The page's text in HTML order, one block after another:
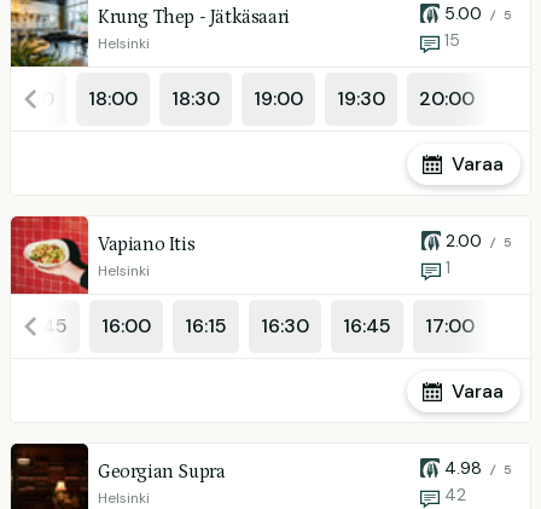
Krung Thep - Jätkäsaari
Helsinki
5.00 / 5
15
17:30 18:00 18:30 19:00 19:30 20:00
Varaa
Vapiano Itis
Helsinki
2.00 / 5
1
15:45 16:00 16:15 16:30 16:45 17:00
Varaa
Georgian Supra
Helsinki
4.98 / 5
42